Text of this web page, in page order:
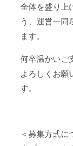
全体を盛り上
う、運営一同
ます。
何卒温かいご
よろしくお願
す。
＜募集方式に